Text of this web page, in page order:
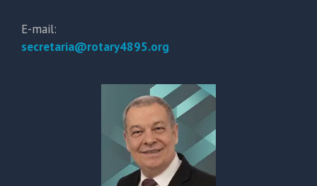
E-mail:
secretaria@rotary4895.org